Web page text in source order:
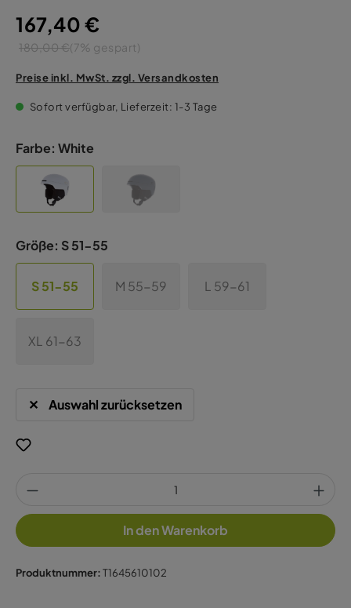
167,40 €
180,00 €(7% gespart)
Preise inkl. MwSt. zzgl. Versandkosten
Sofort verfügbar, Lieferzeit: 1-3 Tage
Farbe: White
Größe: S 51-55
S 51-55 M 55-59 L 59-61
XL 61-63
Auswahl zurücksetzen
In den Warenkorb
Produktnummer:T1645610102